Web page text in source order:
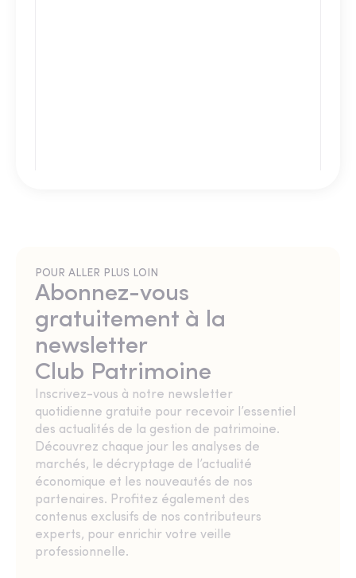
POUR ALLER PLUS LOIN
Abonnez-vous
gratuitement à la
newsletter
Club Patrimoine
Inscrivez-vous à notre newsletter
quotidienne gratuite pour recevoir l’essentiel
des actualités de la gestion de patrimoine.
Découvrez chaque jour les analyses de
marchés, le décryptage de l’actualité
économique et les nouveautés de nos
partenaires. Profitez également des
contenus exclusifs de nos contributeurs
experts, pour enrichir votre veille
professionnelle.